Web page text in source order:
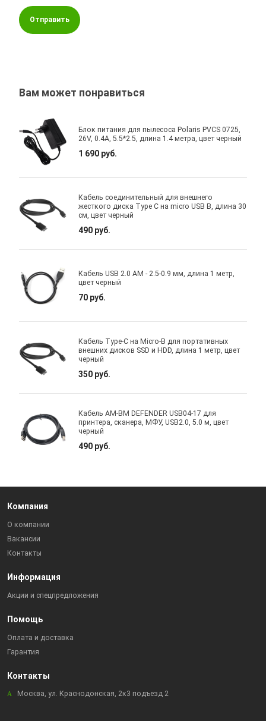
Отправить
Вам может понравиться
Блок питания для пылесоса Polaris PVCS 0725,
26V, 0.4A, 5.5*2.5, длина 1.4 метра, цвет черный
1 690 руб.
Кабель соединительный для внешнего
жесткого диска Type C на micro USB B, длина 30
см, цвет черный
490 руб.
Кабель USB 2.0 AM - 2.5-0.9 мм, длина 1 метр,
цвет черный
70 руб.
Кабель Type-C на Micro-B для портативных
внешних дисков SSD и HDD, длина 1 метр, цвет
черный
350 руб.
Кабель AM-BM DEFENDER USB04-17 для
принтера, сканера, МФУ, USB2.0, 5.0 м, цвет
черный
490 руб.
Компания
О компании
Вакансии
Контакты
Информация
Акции и спецпредложения
Помощь
Оплата и доставка
Гарантия
Контакты
Москва, ул. Краснодонская, 2к3 подъезд 2